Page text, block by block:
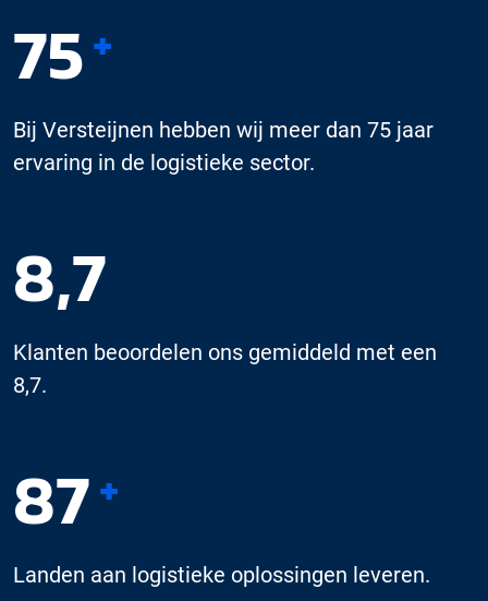
75+
Bij Versteijnen hebben wij meer dan 75 jaar
ervaring in de logistieke sector.
8,7
Klanten beoordelen ons gemiddeld met een
8,7.
87+
Landen aan logistieke oplossingen leveren.